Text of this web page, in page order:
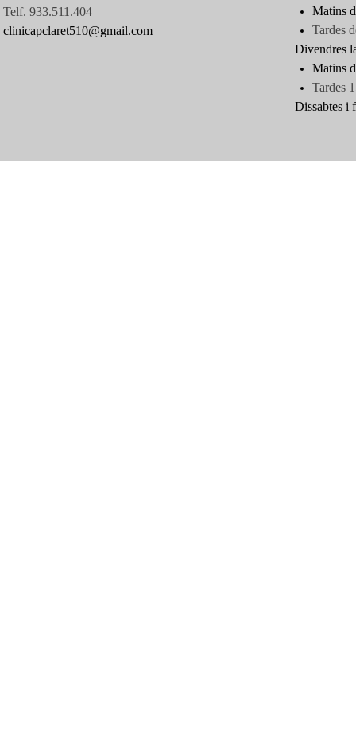
Telf. 933.511.404
clinicapclaret510@gmail.com
Matins
Tardes
Divendres
Matins
Tardes
Dissabtes i